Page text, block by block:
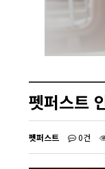
펫퍼스트
펫퍼스트 0건